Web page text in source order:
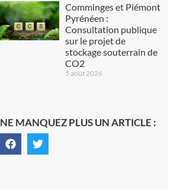
Comminges et Piémont
Pyrénéen :
Consultation publique
sur le projet de
stockage souterrain de
CO2
5 août 2026
NE MANQUEZ PLUS UN ARTICLE :